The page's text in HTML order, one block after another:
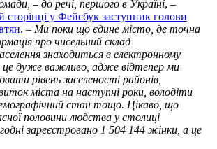
– до речі, першого в Україні, –
сторінці у Фейсбук заступник голови
. – Ми поки що єдине місто, де точна
про чисельний склад
знаходиться в електронному
це дуже важливо, адже відтепер ми
рівень заселеності районів,
міста на наступні роки, володіти
стан тощо. Цікаво, що
половини людства у столиці
зареєстровано 1 504 144 жінки, а це